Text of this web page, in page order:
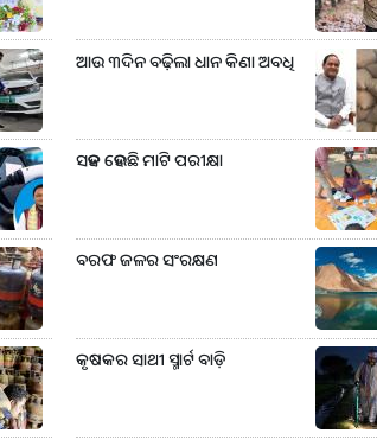
ଆଉ ୩ଦିନ ବଢ଼ିଲା ଧାନ କିଣା ଅବଧି
ସହଜ ହେଉଛି ମାଟି ପରୀକ୍ଷା
ବରଫ ଜଳର ସଂରକ୍ଷଣ
କୃଷକର ସାଥୀ ସ୍ମାର୍ଟ ବାଡ଼ି